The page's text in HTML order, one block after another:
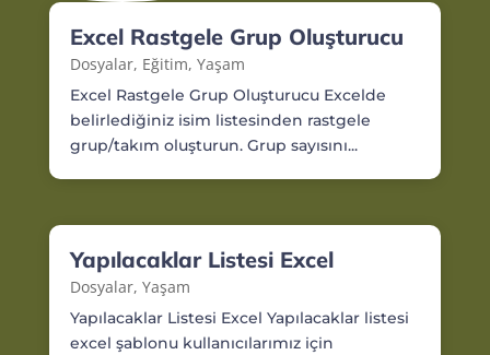
Excel Rastgele Grup Oluşturucu
Dosyalar, Eğitim, Yaşam
Excel Rastgele Grup Oluşturucu Excelde
belirlediğiniz isim listesinden rastgele
grup/takım oluşturun. Grup sayısını...
Yapılacaklar Listesi Excel
Dosyalar, Yaşam
Yapılacaklar Listesi Excel Yapılacaklar listesi
excel şablonu kullanıcılarımız için